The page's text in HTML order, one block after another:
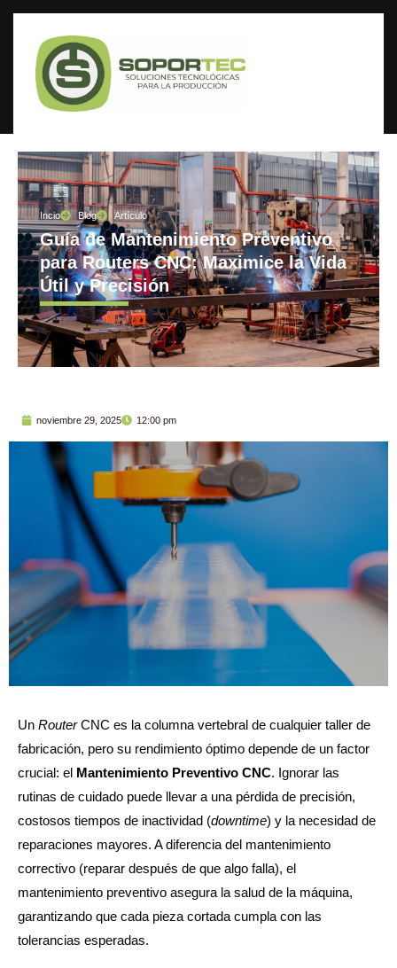
Incio Blog Artículo
Guía de Mantenimiento Preventivo
para Routers CNC: Maximice la Vida
Útil y Precisión
noviembre 29, 2025 12:00 pm
Un RouterCNC es la columna vertebral de cualquier taller de
fabricación, pero su rendimiento óptimo depende de un factor
crucial: el Mantenimiento Preventivo CNC. Ignorar las
rutinas de cuidado puede llevar a una pérdida de precisión,
costosos tiempos de inactividad (downtime) y la necesidad de
reparaciones mayores. A diferencia del mantenimiento
correctivo (reparar después de que algo falla), el
mantenimiento preventivo asegura la salud de la máquina,
garantizando que cada pieza cortada cumpla con las
tolerancias esperadas.